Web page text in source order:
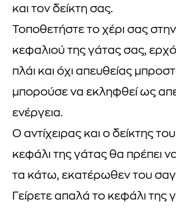
και τον δείκτη σας.
Τοποθετήστε το χέρι σας
κεφαλιού της γάτας σας,
πλάι και όχι απευθείας
μπορούσε να εκληφθεί ως
ενέργεια.
Ο αντίχειρας και ο δείκτης
κεφάλι της γάτας θα πρέπει
τα κάτω, εκατέρωθεν του
Γείρετε απαλά το κεφάλι της